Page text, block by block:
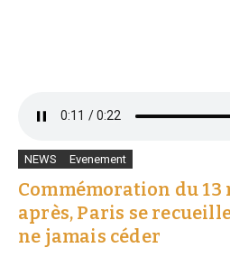
NEWS Evenement
Commémoration du 13
après, Paris se
ne jamais céder